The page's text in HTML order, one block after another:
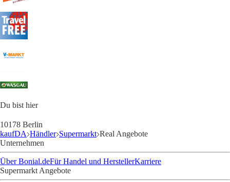
Du bist hier
10178 Berlin
kaufDA Händler Supermarkt Real Angebote
Unternehmen
Über Bonial.deFür Handel und HerstellerKarriere
Supermarkt Angebote